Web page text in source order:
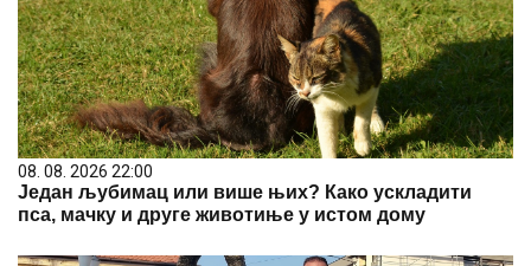
08. 08. 2026 22:00
Један љубимац или више њих? Како ускладити
пса, мачку и друге животиње у истом дому